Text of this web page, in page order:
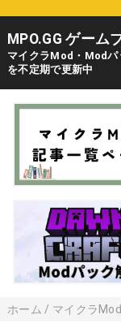
MPO.GG ゲーム
マイクラMod・Modパ
を不定期で更新中
ホーム / マイクラ